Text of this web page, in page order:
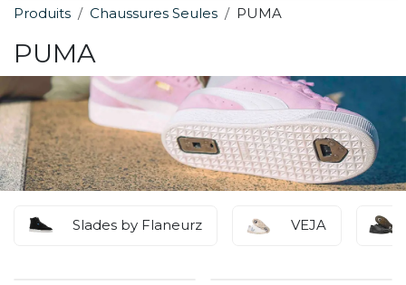
Produits Chaussures Seules PUMA
PUMA
Slades by Flaneurz VEJA